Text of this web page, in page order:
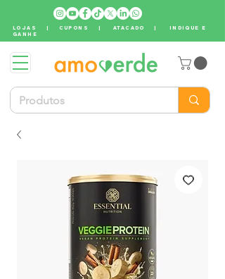
LOJAS | CUPONS |ATACADO | INDIQUE E
GANHE